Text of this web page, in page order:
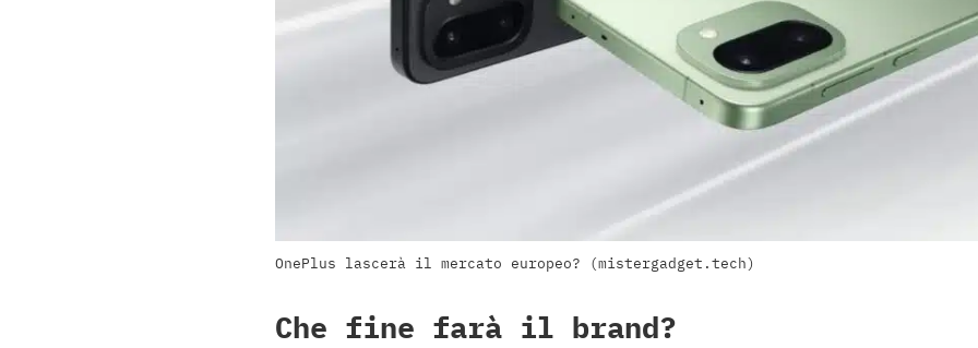
OnePlus lascerà il mercato europeo? (mistergadget.tech)
Che fine farà il brand?